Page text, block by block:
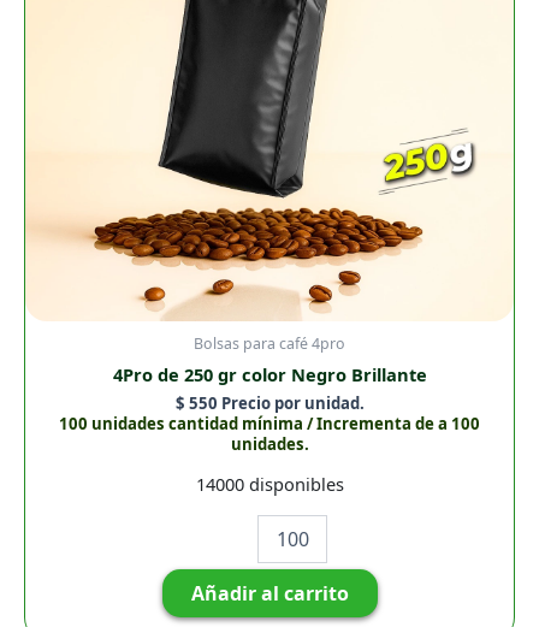
Bolsas para café 4pro
4Pro de 250 gr color Negro Brillante
$ 550 Precio por unidad.
100 unidades cantidad mínima / Incrementa de a 100
unidades.
14000 disponibles
Añadir al carrito